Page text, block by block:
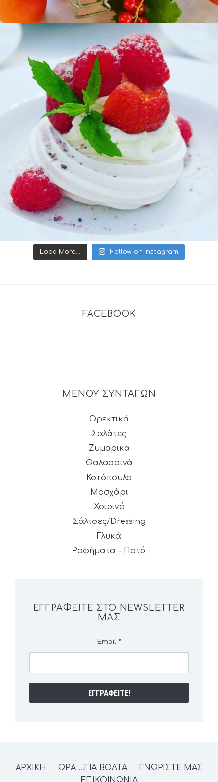
Load More... Follow on Instagram
FACEBOOK
ΜΕΝΟΥ ΣΥΝΤΑΓΩΝ
Ορεκτικά
Σαλάτες
Ζυμαρικά
Θαλασσινά
Κοτόπουλο
Μοσχάρι
Χοιρινό
Σάλτσες/Dressing
Γλυκά
Ροφήματα – Ποτά
ΕΓΓΡΑΦΕΊΤΕ ΣΤΟ NEWSLETTER
ΜΑΣ
Email *
ΑΡΧΙΚΗ ΩΡΑ …ΓΙΑ ΒΟΛΤΑ
ΓΝΩΡΙΣΤΕ ΜΑΣ